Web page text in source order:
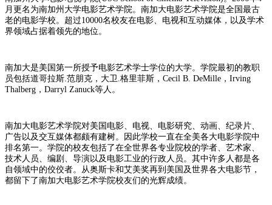
月更名为南加州大学电影艺术学院。南加大电影艺术学院是全国最古
老的电影学校。超过10000名校友在电影、电视和互动媒体，以及学术
界领域占据着领先的地位。
南加大是美国第一所授予电影艺术学士学位的大学。学院最初的教职
员包括道哥拉斯.范朋克，大卫.格里菲斯，Cecil B. DeMille，Irving
Thalberg，Darryl Zanuck等人。
南加大电影艺术学院对美国电影、电视、电影研究、动画、纪录片、
广告以及交互媒体都颇有建树。因此学校一直在全美各大电影学院中
排名第一。学院的校友包括了在全世界各专业院校的学者、艺术家、
技术人员、编剧、导演以及电影工业的行政人员。其中许多人都是各
自领域中的佼佼者。从奥斯卡和艾美奖再到美国及世界各大电影节，
都留下了南加大电影艺术学院校友们的光辉成绩。